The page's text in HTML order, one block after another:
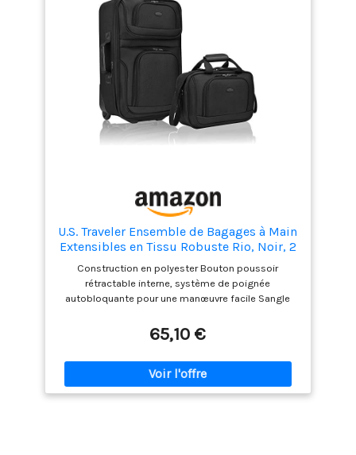
U.S. Traveler Ensemble de Bagages à Main
Extensibles en Tissu Robuste Rio, Noir, 2
cm Souple et Extensible, Durable, pour
Affaires et Voyages
Construction en polyester Bouton poussoir
rétractable interne, système de poignée
autobloquante pour une manœuvre facile Sangle
Intérieur élégant entièrement doublé avec sangles
d'arrimage et grande poche intérieure en maille
zippée Fonction extensible qui offre plus de
capacité d'emballage. Roues de patins en ligne,
boîtier de roue renforcé. Bandoulière rembourrée
65,10 €